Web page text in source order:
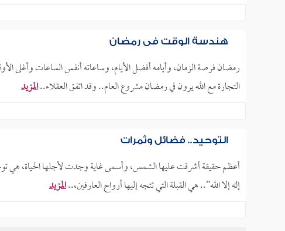
هندسة الوقت في رمضان
رمضان فرصة الزمان، وأيامه أفضل الأيام، وساعاته أنفس الساعات
التجارة مع الله يرون في رمضان مشروع العام.. وقد اتفق العقلاء..المزيد
التوحيد.. فضائل وثمرات
أعظم حقيقة أشرقت عليها الشمس، وأسمى غاية وجدت لأجلها الحياة، هي
إله إلا الله".. هي القبلة التي تتجه إليها أرواح العارفين،..المزيد